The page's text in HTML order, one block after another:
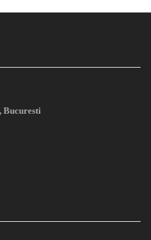
Bucuresti